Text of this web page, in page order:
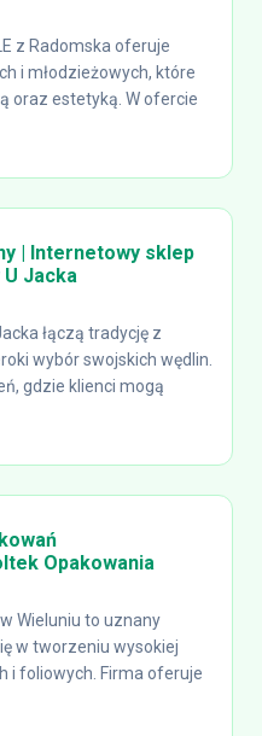
z Radomska oferuje
i młodzieżowych, które
oraz estetyką. W ofercie
| Internetowy sklep
U Jacka
łączą tradycję z
wybór swojskich wędlin.
gdzie klienci mogą
Opakowania
Wieluniu to uznany
w tworzeniu wysokiej
i foliowych. Firma oferuje